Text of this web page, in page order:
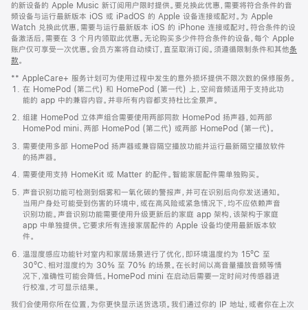
页
脚
的新设备的 Apple Music 新订阅用户限时提供。要兑换此优惠，需要将符合条件的音
频设备与运行最新版本 iOS 或 iPadOS 的 Apple 设备连接或配对。为 Apple
Watch 兑换此优惠，需要与运行最新版本 iOS 的 iPhone 连接或配对。符合条件的设
备激活后，需要在 3 个月内领取此优惠。无论购买多少件符合条件的设备，每个 Apple
账户仅可享受一次优惠。会员方案将自动续订，直至取消订阅。须遵循限制条件和其他条
款。
窗
口
中
打
开)
** AppleCare+ 服务计划可为使用过程中发生的意外损坏提供不限次数的保修服务。
在 HomePod (第二代) 和 HomePod (第一代) 上，空间音频适用于支持此功
能的 app 中的兼容内容。并非所有内容都支持杜比全景声。
组建 HomePod 立体声组合需要使用两部同款 HomePod 扬声器，如两部
HomePod mini、两部 HomePod (第二代) 或两部 HomePod (第一代)。
需要使用多部 HomePod 扬声器或兼容隔空播放功能并运行最新隔空播放软件
的扬声器。
需要使用支持 HomeKit 或 Matter 的配件。智能家居配件需单独购买。
声音识别功能可检测到烟雾和一氧化碳的警报声，并可在识别后向你发送通知。
当用户身处可能受到伤害的环境中，或在高风险或紧急情况下，均不应依赖声音
识别功能。声音识别功能需要使用升级更新后的家庭 app 架构，该架构于家庭
app 中单独提供。它要求所有连接家居配件的 Apple 设备均使用最新版本软
件。
温湿度感应功能针对室内和家居场景进行了优化，即环境温度约为 15ºC 至
30ºC、相对湿度约为 30% 至 70% 的场景。在长时间以高音量播放音频等情
况下，准确性可能会降低。HomePod mini 在启动后需要一定时间对传感器进
行校准，才可显示结果。
我们会使用你所在位置，为你更快显示送货选项。我们通过你的 IP 地址，或者你在上次